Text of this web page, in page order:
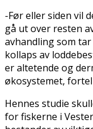
-Før eller siden vil
gå ut over resten
avhandling som
kollaps av
er altetende og
økosystemet,
Hennes studie
for fiskerne i